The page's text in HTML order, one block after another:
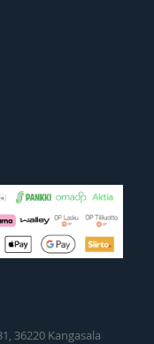
36220 Kangasala